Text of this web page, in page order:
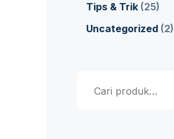
Tips & Trik (25)
Uncategorized (2)
untuk: